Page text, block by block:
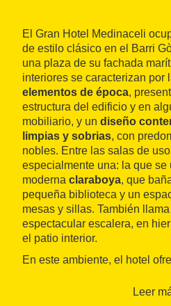
El Gran Hotel Medinaceli
de estilo clásico en el Barri
una plaza de su fachada
interiores se caracterizan por
elementos de época,
estructura del edificio y en
mobiliario, y un diseño
limpias y sobrias, con
nobles. Entre las salas de
especialmente una: la que
moderna claraboya, que
pequeña biblioteca y un
mesas y sillas. También
espectacular escalera, en
el patio interior.
En este ambiente, el hotel
y un comedor donde se sirve
Leer